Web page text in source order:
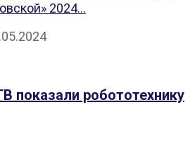
2024...
показали робототехнику